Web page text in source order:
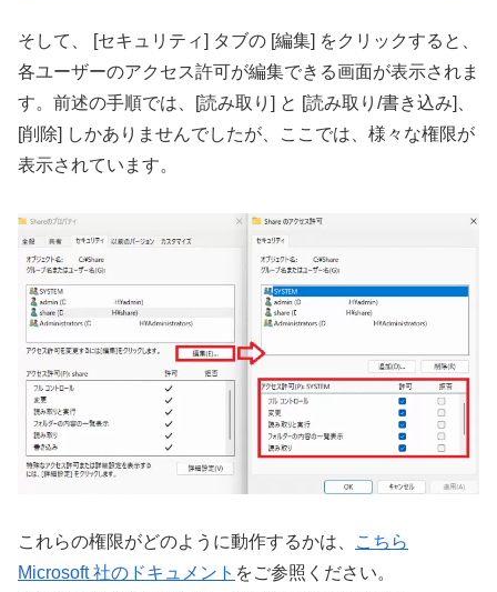
そして、 [セキュリティ] タブの [編集] をクリックすると、
各ユーザーのアクセス許可が編集できる画面が表示されま
す。前述の手順では、[読み取り] と [読み取り/書き込み]、
[削除] しかありませんでしたが、ここでは、様々な権限が
表示されています。
これらの権限がどのように動作するかは、
こちら
Microsoft 社のドキュメント をご参照ください。